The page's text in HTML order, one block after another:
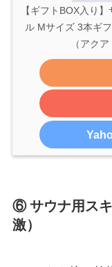
【ギフトBOX入り
ル Mサイズ 3本ギ
（アク
⑥ サウナ用ス
激）